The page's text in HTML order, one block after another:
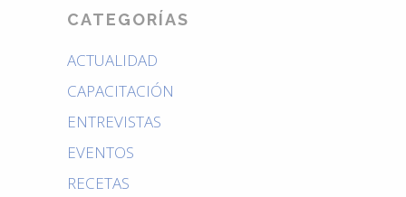
CATEGORÍAS
ACTUALIDAD
CAPACITACIÓN
ENTREVISTAS
EVENTOS
RECETAS